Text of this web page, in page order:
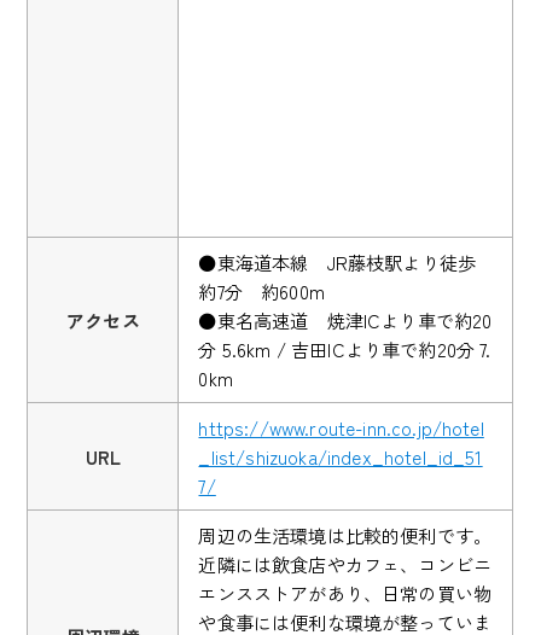
アクセス
●東海道本線 JR藤枝駅より徒歩
約7分 約600m
●東名高速道 焼津ICより車で約20
分 5.6km / 吉田ICより車で約20分 7.
0km
URL
https://www.route-inn.co.jp/hotel
_list/shizuoka/index_hotel_id_51
7/
周辺の生活環境は比較的便利です。
近隣には飲食店やカフェ、コンビニ
エンスストアがあり、日常の買い物
や食事には便利な環境が整っていま